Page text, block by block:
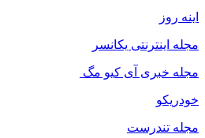
اینه روز
مجله اینترنتی یکانسر
مجله خبری آی کیو مگ
خودریکو
مجله‌ تندرست